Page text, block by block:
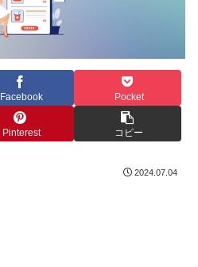
Facebook Pocket
Pinterest コピー
2024.07.04